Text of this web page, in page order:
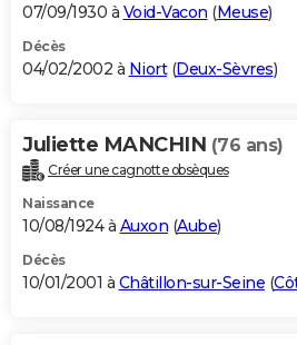
07/09/1930 à Void-Vacon (Meuse)
Décès
04/02/2002 à Niort(Deux-Sèvres)
Juliette MANCHIN (76 ans)
Créer une cagnotte obsèques
Naissance
10/08/1924 à Auxon (Aube)
Décès
10/01/2001 à Châtillon-sur-Seine (